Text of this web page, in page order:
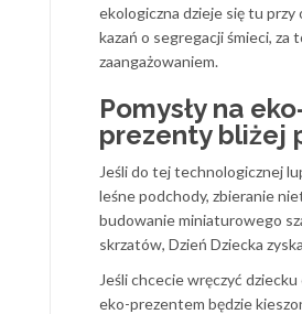
ekologiczna dzieje się tu przy
kazań o segregacji śmieci, za
zaangażowaniem.
Pomysły na
prezenty bliżej
Jeśli do tej technologicznej
leśne podchody, zbieranie
budowanie miniaturowego
skrzatów, Dzień Dziecka
Jeśli chcecie wręczyć
eko-prezentem będzie